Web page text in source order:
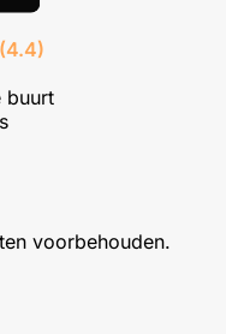
(4.4)
buurt
voorbehouden.